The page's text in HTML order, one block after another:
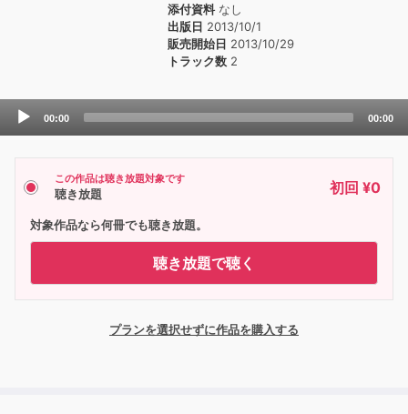
添付資料なし
出版日 2013/10/1
販売開始日 2013/10/29
トラック数 2
Audio
00:00 00:00
この作品は聴き放題対象です
聴き放題 初回 ¥0
対象作品なら何冊でも聴き放題。
聴き放題で聴く
プランを選択せずに作品を購入する